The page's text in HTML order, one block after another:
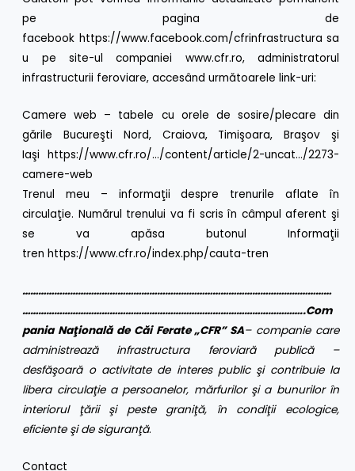
pe pagina de
facebook https://www.facebook.com/cfrinfrastructura sa
u pe site-ul companiei www.cfr.ro, administratorul
infrastructurii feroviare, accesând următoarele link-uri:
Camere web – tabele cu orele de sosire/plecare din
gările Bucureşti Nord, Craiova, Timişoara, Braşov şi
Iaşi https://www.cfr.ro/…/content/article/2-uncat…/2273-
camere-web
Trenul meu – informaţii despre trenurile aflate în
circulaţie. Numărul trenului va fi scris în câmpul aferent şi
se va apăsa butonul Informaţii
trenhttps://www.cfr.ro/index.php/cauta-tren
………………………………………………………………………………………………………
……………………………………………………………………………………………..Com
pania Naţională de Căi Ferate „CFR” SA– companie care
administrează infrastructura feroviară publică –
desfăşoară o activitate de interes public şi contribuie la
libera circulaţie a persoanelor, mărfurilor şi a bunurilor în
interiorul ţării şi peste graniţă, în condiţii ecologice,
eficiente şi de siguranţă.
Contact